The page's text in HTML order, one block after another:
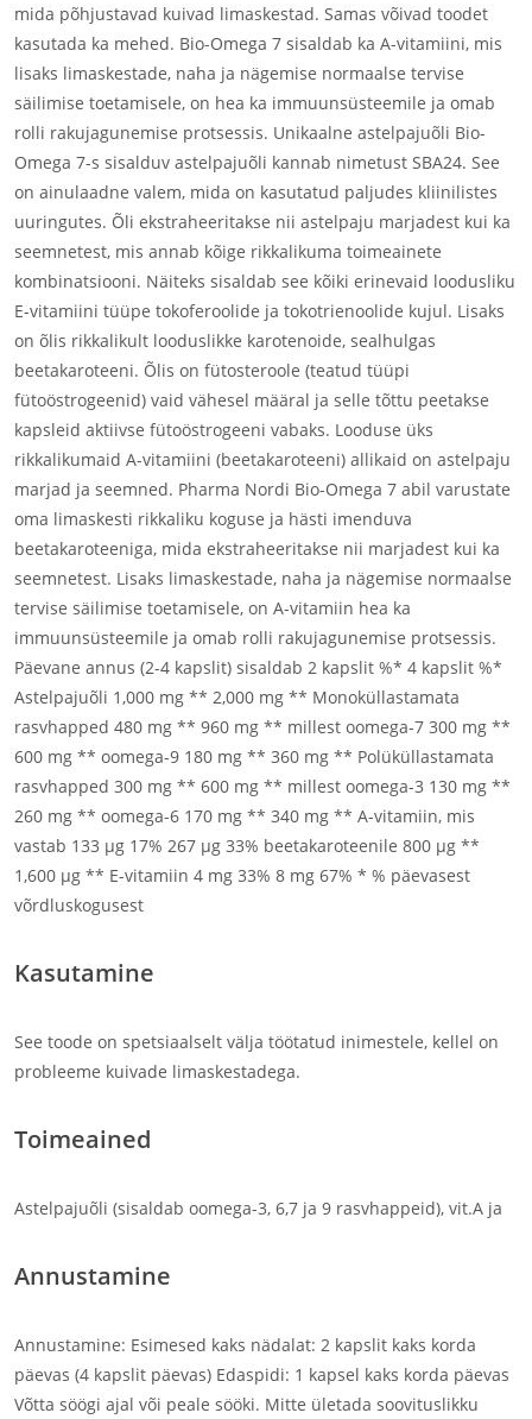
mida põhjustavad kuivad limaskestad. Samas võivad toodet
kasutada ka mehed. Bio-Omega 7 sisaldab ka A-vitamiini, mis
lisaks limaskestade, naha ja nägemise normaalse tervise
säilimise toetamisele, on hea ka immuunsüsteemile ja omab
rolli rakujagunemise protsessis. Unikaalne astelpajuõli Bio-
Omega 7-s sisalduv astelpajuõli kannab nimetust SBA24. See
on ainulaadne valem, mida on kasutatud paljudes kliinilistes
uuringutes. Õli ekstraheeritakse nii astelpaju marjadest kui ka
seemnetest, mis annab kõige rikkalikuma toimeainete
kombinatsiooni. Näiteks sisaldab see kõiki erinevaid loodusliku
E-vitamiini tüüpe tokoferoolide ja tokotrienoolide kujul. Lisaks
on õlis rikkalikult looduslikke karotenoide, sealhulgas
beetakaroteeni. Õlis on fütosteroole (teatud tüüpi
fütoöstrogeenid) vaid vähesel määral ja selle tõttu peetakse
kapsleid aktiivse fütoöstrogeeni vabaks. Looduse üks
rikkalikumaid A-vitamiini (beetakaroteeni) allikaid on astelpaju
marjad ja seemned. Pharma Nordi Bio-Omega 7 abil varustate
oma limaskesti rikkaliku koguse ja hästi imenduva
beetakaroteeniga, mida ekstraheeritakse nii marjadest kui ka
seemnetest. Lisaks limaskestade, naha ja nägemise normaalse
tervise säilimise toetamisele, on A-vitamiin hea ka
immuunsüsteemile ja omab rolli rakujagunemise protsessis.
Päevane annus (2-4 kapslit) sisaldab 2 kapslit %* 4 kapslit %*
Astelpajuõli 1,000 mg ** 2,000 mg ** Monoküllastamata
rasvhapped 480 mg ** 960 mg ** millest oomega-7 300 mg **
600 mg ** oomega-9 180 mg ** 360 mg ** Polüküllastamata
rasvhapped 300 mg ** 600 mg ** millest oomega-3 130 mg **
260 mg ** oomega-6 170 mg ** 340 mg ** A-vitamiin, mis
vastab 133 µg 17% 267 µg 33% beetakaroteenile 800 µg **
1,600 µg ** E-vitamiin 4 mg 33% 8 mg 67% * % päevasest
võrdluskogusest
Kasutamine
See toode on spetsiaalselt välja töötatud inimestele, kellel on
probleeme kuivade limaskestadega.
Toimeained
Astelpajuõli (sisaldab oomega-3, 6,7 ja 9 rasvhappeid), vit.A ja
Annustamine
Annustamine: Esimesed kaks nädalat: 2 kapslit kaks korda
päevas (4 kapslit päevas) Edaspidi: 1 kapsel kaks korda päevas
Võtta söögi ajal või peale sööki. Mitte ületada soovituslikku